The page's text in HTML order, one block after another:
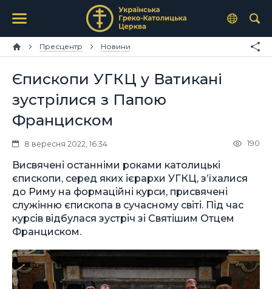
Пресцентр Новини
Єпископи УГКЦ у Ватикані
зустрілися з Папою
Франциском
8 вересня 2022, 16:34 190
Висвячені останніми роками католицькі
єпископи, серед яких ієрархи УГКЦ, з’їхалися
до Риму на формаційні курси, присвячені
служінню єпископа в сучасному світі. Під час
курсів відбулася зустріч зі Святішим Отцем
Франциском.